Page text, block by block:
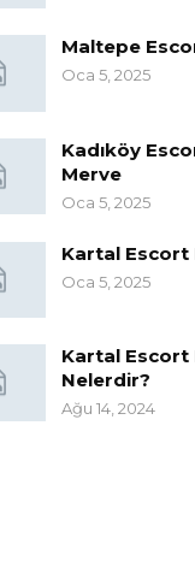
Maltepe
Oca 5, 2025
Kadıköy
Merve
Oca 5, 2025
Kartal Escort
Oca 5, 2025
Kartal Escort
Nelerdir?
Ağu 14, 2024